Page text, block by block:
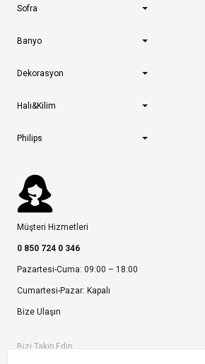
Sofra
Banyo
Dekorasyon
Halı&Kilim
Philips
Müşteri Hizmetleri
0 850 724 0 346
Pazartesi-Cuma: 09:00 – 18:00
Cumartesi-Pazar: Kapalı
Bize Ulaşın
Bizi Takip Edin